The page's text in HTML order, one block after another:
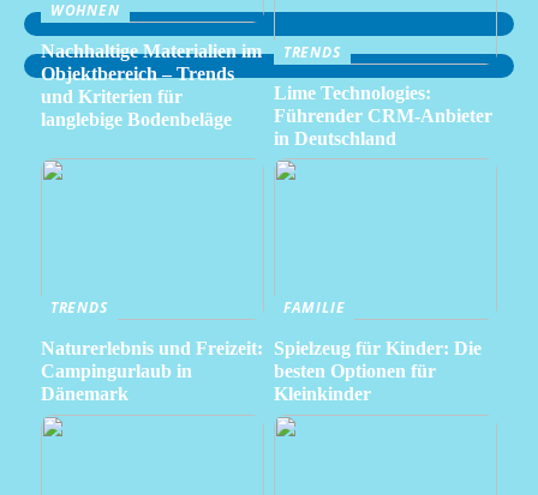
WOHNEN
Nachhaltige Materialien im
Objektbereich – Trends
und Kriterien für
langlebige Bodenbeläge
TRENDS
Lime Technologies:
Führender CRM-Anbieter
in Deutschland
TRENDS
Naturerlebnis und Freizeit:
Campingurlaub in
Dänemark
FAMILIE
Spielzeug für Kinder: Die
besten Optionen für
Kleinkinder